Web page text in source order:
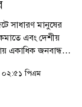
সাধারণ মানুষের
এবং দেশীয়
একাধিক জনবান্ধব
একই সঙ্গে কালো
বিতর্কিত...
পিএম